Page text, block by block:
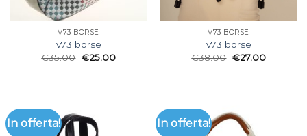
V73 BORSE
v73 borse
€35.00 €25.00
V73 BORSE
v73 borse
€38.00 €27.00
In offerta! In offerta!